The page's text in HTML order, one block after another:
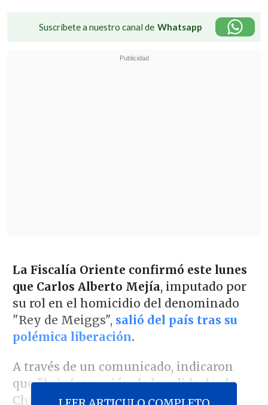
Suscríbete a nuestro canal de Whatsapp
La Fiscalía Oriente confirmó este lunes
que Carlos Alberto Mejía, imputado por
su rol en el homicidio del denominado
"Rey de Meiggs", salió del país tras su
polémica liberación.
A través de un comunicado, indicaron
que "la información de la salida desde
Chile fue proporcionada al Ministerio